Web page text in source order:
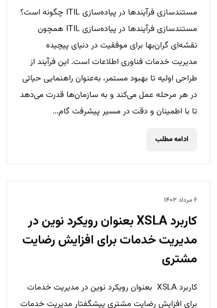
مستندسازی فرآیندها در پیاده‌سازی ITIL چگونه است؟
مستندسازی فرآیندها در پیاده‌سازی ITIL همچون
نقشه‌ای گران‌بها برای موفقیت در دنیای پیچیده
مدیریت خدمات فناوری اطلاعات است. این فرآیند از
طراحی اولیه تا بهبود مستمر، به‌عنوان راهنمایی حیاتی
در هر مرحله عمل می‌کند و به سازمان‌ها قدرت می‌دهد
تا با اطمینان و دقت در مسیر پیشرفت گام...
ادامه مطلب
۶ مرداد ۱۴۰۳
کاربرد XSLA بعنوان رویکرد نوین در
مدیریت خدمات برای افزایش رضایت
مشتری
کاربرد XSLA بعنوان رویکرد نوین در مدیریت خدمات
برای افزایش رضایت مشتری پیشگفتار مدیریت خدمات